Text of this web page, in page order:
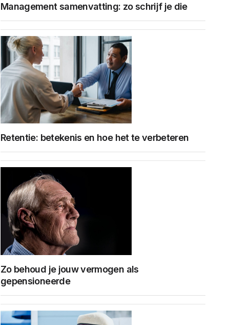
Management samenvatting: zo schrijf je die
Retentie: betekenis en hoe het te verbeteren
Zo behoud je jouw vermogen als
gepensioneerde